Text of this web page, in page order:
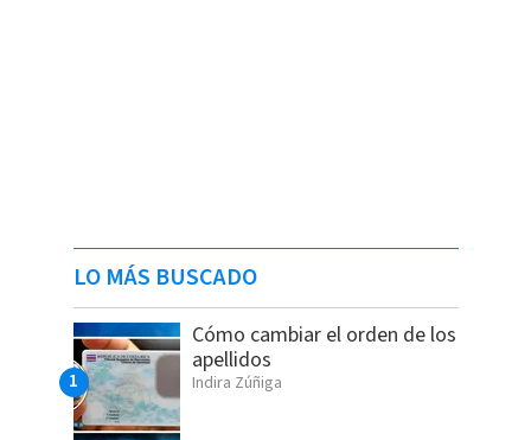
LO MÁS BUSCADO
Cómo cambiar el orden de los
apellidos
Indira Zúñiga